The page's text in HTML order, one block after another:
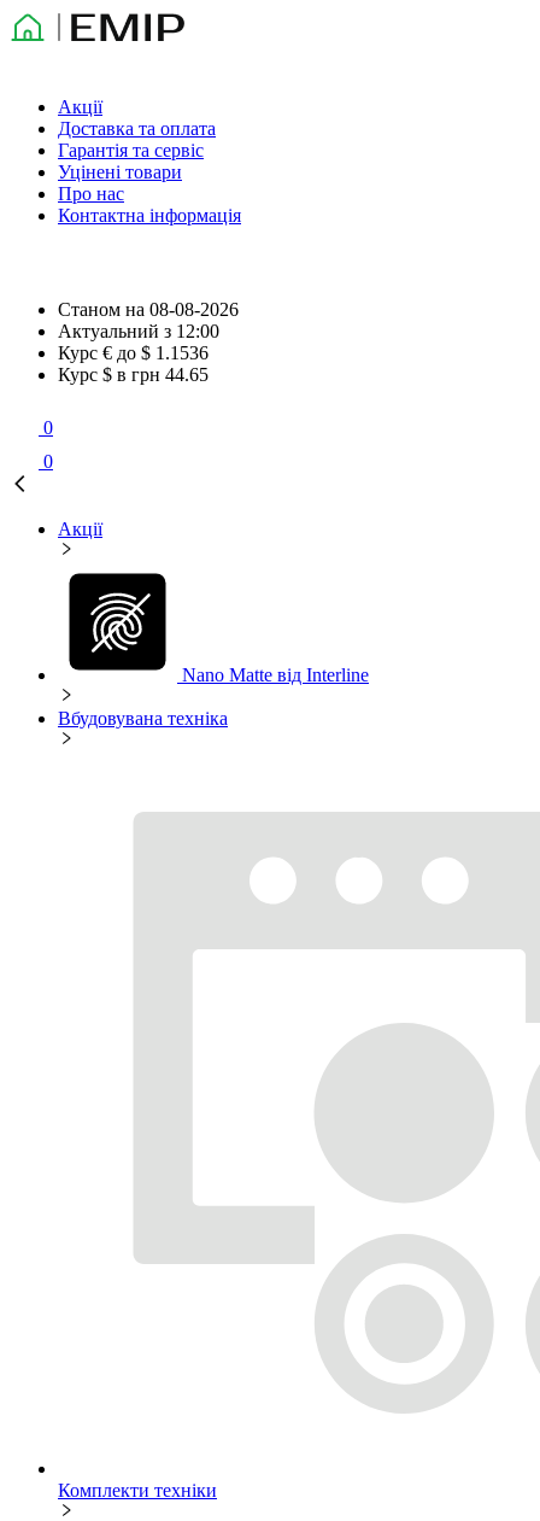
Акції
Доставка та оплата
Гарантія та сервіс
Уцінені товари
Про нас
Контактна інформація
Станом на 08-08-2026
Актуальний з 12:00
Курс € до $ 1.1536
Курс $ в грн 44.65
0
0
Акції
Nano Matte від Interline
Вбудовувана техніка
Комплекти техніки